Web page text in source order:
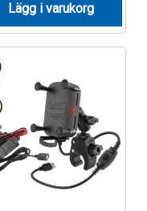
Lägg i varukorg